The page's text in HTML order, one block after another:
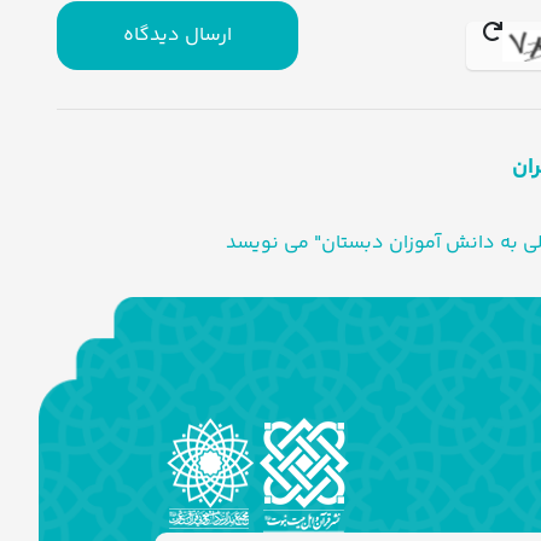
ارسال دیدگاه
به دانش آموزان دبستان" می نویسد